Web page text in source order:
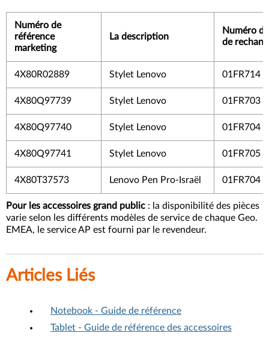
Numéro de
référence
marketing
La description
Numéro
de
4X80R02889 Stylet Lenovo 01FR714
4X80Q97739 Stylet Lenovo 01FR703
4X80Q97740 Stylet Lenovo 01FR704
4X80Q97741 Stylet Lenovo 01FR705
4X80T37573 Lenovo Pen Pro-Israël 01FR704
Pour les accessoires grand public : la disponibilité des pièces
varie selon les différents modèles de service de chaque Geo.
EMEA, le service AP est fourni par le revendeur.
Articles Liés
Notebook - Guide de référence
Tablet - Guide de référence des accessoires